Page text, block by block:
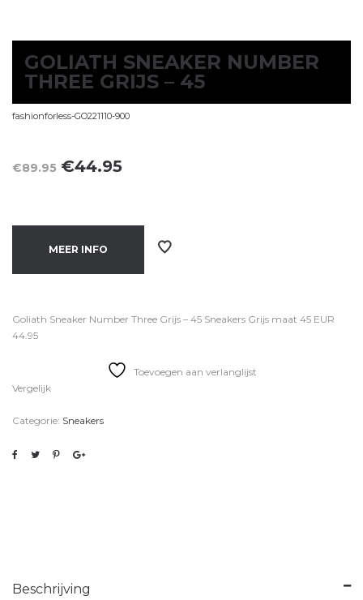
GOLIATH SNEAKER NUMBER
THREE GRIJS – 45
fashionforless-GO221110-900
€89.95 Oorspronkelijke
was:
€89.95.
€44.95Huidige
is:
€44.95.
MEER INFO
Goliath Sneaker Number Three Grijs – 45 Sneakers Grijs maat 45 EUR
44.95
Toevoegen aan verlanglijst
Vergelijk
Categorie: Sneakers
Beschrijving